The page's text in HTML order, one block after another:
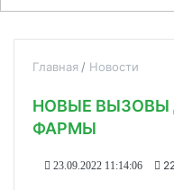
Главная Новости
НОВЫЕ ВЫЗОВЫ
ФАРМЫ
23.09.2022 11:14:06